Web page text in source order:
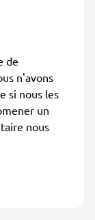
de
n'avons
si nous les
un
nous